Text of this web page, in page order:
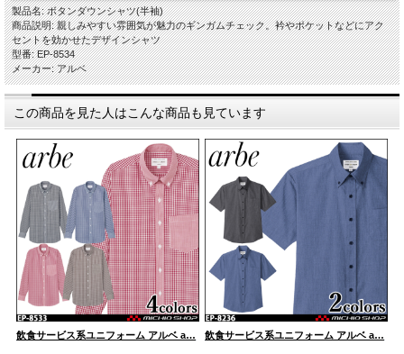
製品名: ボタンダウンシャツ(半袖)
商品説明: 親しみやすい雰囲気が魅力のギンガムチェック。衿やポケットなどにアク
セントを効かせたデザインシャツ
型番: EP-8534
メーカー: アルベ
この商品を見た人はこんな商品も見ています
飲食サービス系ユニフォーム アルベ a… 飲食サービス系ユニフォーム アルベ a…